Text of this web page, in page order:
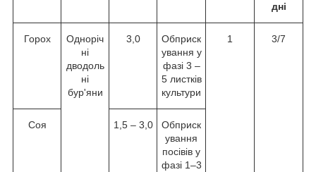
дні
Горох
Одноріч
ні
дводоль
ні
бур'яни
3,0
Обприск
ування у
фазі 3 –
5 листків
культури
1 3/7
Соя 1,5 – 3,0
Обприск
ування
посівів у
фазі 1–3